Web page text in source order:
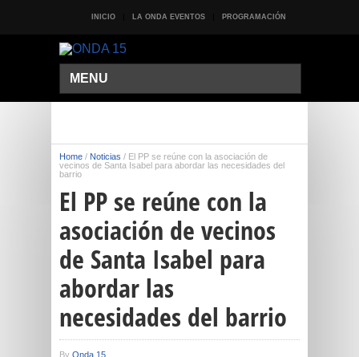
INICIO LA ONDA EVENTOS PROGRAMACIÓN
MENU
Home / Noticias / El PP se reúne con la asociación de
vecinos de Santa Isabel para abordar las necesidades del
barrio
El PP se reúne con la
asociación de vecinos
de Santa Isabel para
abordar las
necesidades del barrio
By Onda 15